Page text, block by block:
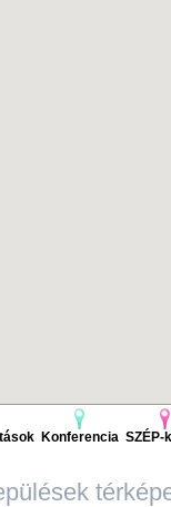
Konferencia SZÉP-